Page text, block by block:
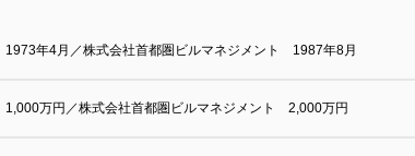
年4月／株式会社首都圏ビルマネジメント 1987年8月
万円／株式会社首都圏ビルマネジメント 2,000万円